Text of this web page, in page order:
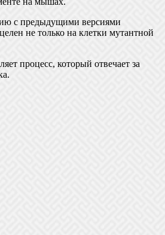
с предыдущими версиями
не только на клетки мутантной
процесс, который отвечает за